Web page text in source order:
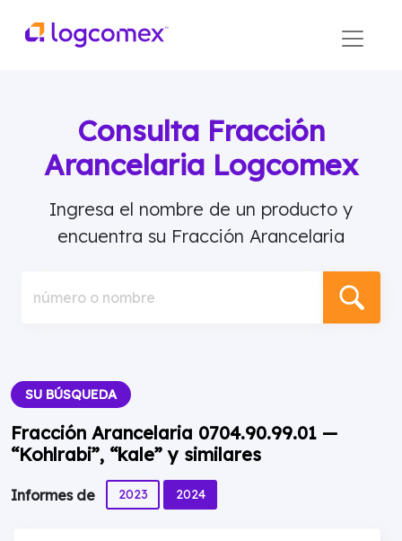
Consulta Fracción
Arancelaria Logcomex
Ingresa el nombre de un producto y
encuentra su Fracción Arancelaria
número o nombre
SU BÚSQUEDA
Fracción Arancelaria 0704.90.99.01 —
“Kohlrabi”, “kale” y similares
Informes de 2023 2024